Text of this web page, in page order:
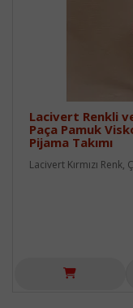
Lacivert Renkli
Paça Pamuk
Pijama Takımı
Lacivert Kırmızı Renk,